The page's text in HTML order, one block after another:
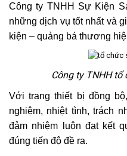
Công ty TNHH Sự Kiện
những dịch vụ tốt nhất và
kiện – quảng bá thương
Công ty TNHH tổ
Với trang thiết bị đồng
nghiệm, nhiệt tình, trách
đảm nhiệm luôn đạt kết
đúng tiến độ đề ra.